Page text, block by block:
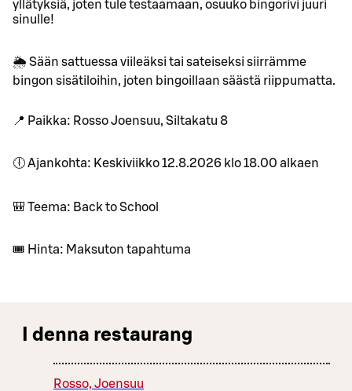
yllätyksiä, joten tule testaamaan, osuuko bingorivi juuri
sinulle!
🌦️ Sään sattuessa viileäksi tai sateiseksi siirrämme
bingon sisätiloihin, joten bingoillaan säästä riippumatta.
📍 Paikka: Rosso Joensuu, Siltakatu 8
🕕 Ajankohta: Keskiviikko 12.8.2026 klo 18.00 alkaen
🎒 Teema: Back to School
🎟️ Hinta: Maksuton tapahtuma
I denna restaurang
Rosso, Joensuu